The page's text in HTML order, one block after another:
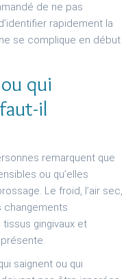
de ne pas
rapidement la
se complique en début
qui
il
remarquent que
ou qu’elles
Le froid, l’air sec,
changements
gingivaux et
saignent ou qui